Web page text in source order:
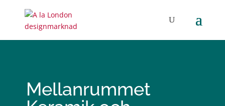
Mellanrummet